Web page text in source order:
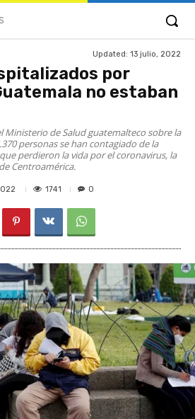
Updated: 13 julio, 2022
por
no estaban
Ministerio de Salud guatemalteco sobre la
personas se han contagiado de la
perdieron la vida por el coronavirus, la
Centroamérica.
1741 0